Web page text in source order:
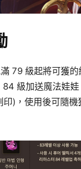
79 級起將可獲
級加送魔法娃
)，使用後可隨